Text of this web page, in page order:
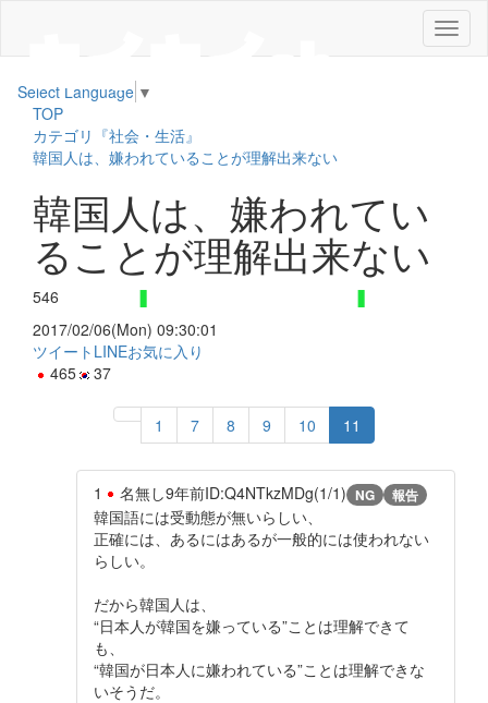
メ
ニ
Select Language ▼
TOP
カテゴリ『社会・生活』
韓国人は、嫌われていることが理解出来ない
韓国人は、嫌われてい
ることが理解出来ない
546
2017/02/06(Mon) 09:30:01
ツイート LINEお気に入り
465
37
1 7 8 9 10 11
1 名無し9年前ID:Q4NTkzMDg(1/1) NG 報告
韓国語には受動態が無いらしい、
正確には、あるにはあるが一般的には使われない
らしい。
だから韓国人は、
“日本人が韓国を嫌っている”ことは理解できて
も、
“韓国が日本人に嫌われている”ことは理解できな
いそうだ。